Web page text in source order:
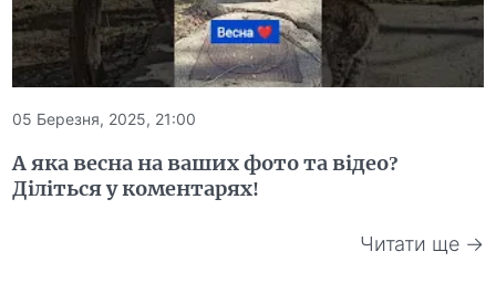
05 Березня, 2025, 21:00
А яка весна на ваших фото та відео?
Діліться у коментарях!
Читати ще →